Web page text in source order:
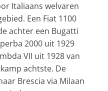
Italiaans welvaren
Een Fiat 1100
achter een Bugatti
2000 uit 1929
VII uit 1928 van
achtste. De
Brescia via Milaan